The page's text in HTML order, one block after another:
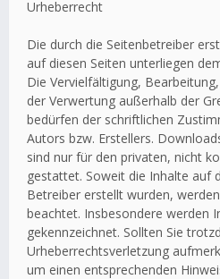
Urheberrecht
Die durch die Seitenbetreiber
auf diesen Seiten unterliegen
Die Vervielfältigung,
der Verwertung außerhalb der
bedürfen der schriftlichen
Autors bzw. Erstellers.
sind nur für den privaten, nicht
gestattet. Soweit die Inhalte auf
Betreiber erstellt wurden,
beachtet. Insbesondere werden
gekennzeichnet. Sollten Sie
Urheberrechtsverletzung
um einen entsprechenden